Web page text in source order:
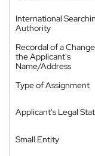
International
Authority
Recordal of a
the Applicant's
Name/Address
Type of Assignment
Applicant's Legal
Small Entity